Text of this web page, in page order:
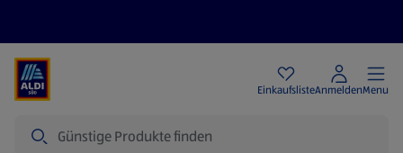
EinkaufslisteAnmeldenMenu